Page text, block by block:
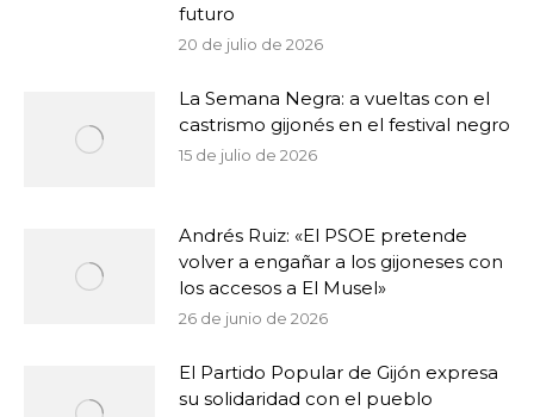
futuro
20 de julio de 2026
La Semana Negra: a vueltas con el
castrismo gijonés en el festival negro
15 de julio de 2026
Andrés Ruiz: «El PSOE pretende
volver a engañar a los gijoneses con
los accesos a El Musel»
26 de junio de 2026
El Partido Popular de Gijón expresa
su solidaridad con el pueblo